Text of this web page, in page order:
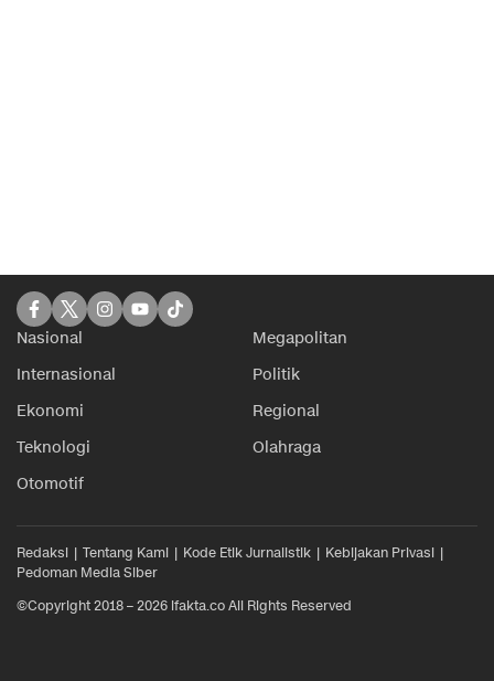
Nasional
Megapolitan
Internasional
Politik
Ekonomi
Regional
Teknologi
Olahraga
Otomotif
Redaksi Tentang Kami Kode Etik Jurnalistik
Kebijakan Privasi
Pedoman Media Siber
©Copyright 2018 – 2026 ifakta.co All Rights Reserved